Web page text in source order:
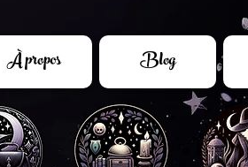
À propos Blog